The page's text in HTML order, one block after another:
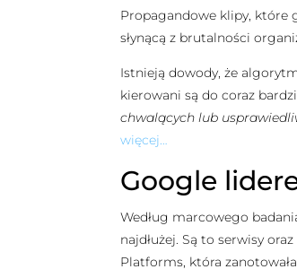
Propagandowe klipy, które
słynącą z brutalności
Istnieją dowody, że
kierowani są do coraz
chwalących lub
więcej…
Google
Według marcowego
najdłużej. Są to serwisy
Platforms, która